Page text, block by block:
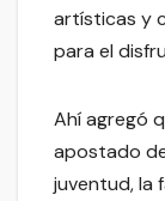
artísticas y
para el
Ahí agregó
apostado
juventud, la